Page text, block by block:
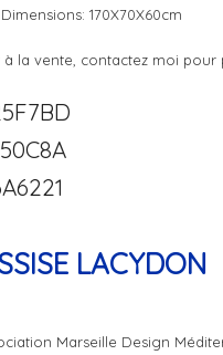
Dimensions: 170X70X60cm
la vente, contactez moi pour
LACYDON
Marseille Design